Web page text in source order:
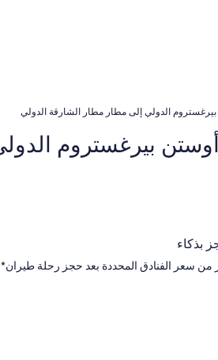
الدولي إلى مطار مطار الشارقة الدولي
بذكاء
من سعر الفنادق المحددة بعد حجز رحلة طيران*